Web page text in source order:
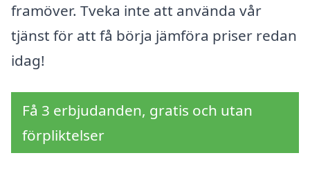
framöver. Tveka inte att använda vår
tjänst för att få börja jämföra priser redan
idag!
Få 3 erbjudanden, gratis och utan
förpliktelser